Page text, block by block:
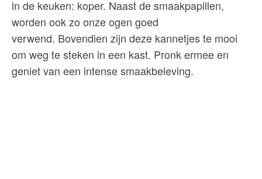
in de keuken: koper. Naast de smaakpapillen,
worden ook zo onze ogen goed
verwend. Bovendien zijn deze kannetjes te mooi
om weg te steken in een kast. Pronk ermee en
geniet van een intense smaakbeleving.